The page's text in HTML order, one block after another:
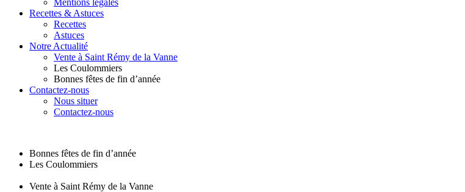
Mentions légales
Recettes & Astuces
Recettes
Astuces
Notre Actualité
Vente à Saint Rémy de la Vanne
Les Coulommiers
Bonnes fêtes de fin d’année
Contactez-nous
Nous situer
Contactez-nous
Bonnes fêtes de fin d’année
Les Coulommiers
Vente à Saint Rémy de la Vanne